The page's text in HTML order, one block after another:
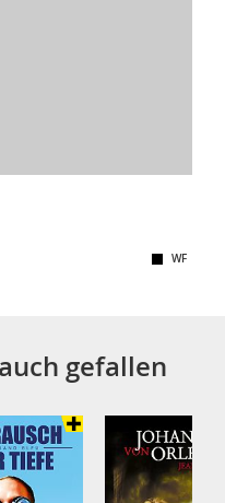
WF
gefallen